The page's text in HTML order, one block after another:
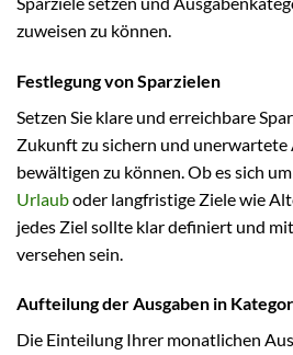
zuweisen zu können.
Festlegung von Sparzielen
Setzen Sie klare und erreichbare
Zukunft zu sichern und unerwartete
bewältigen zu können. Ob es sich
Urlauboder langfristige Ziele wie
jedes Ziel sollte klar definiert und
versehen sein.
Aufteilung der Ausgaben in
Die Einteilung Ihrer monatlichen